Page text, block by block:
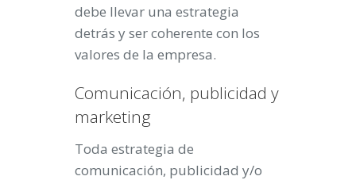
debe llevar una estrategia
detrás y ser coherente con los
valores de la empresa.
Comunicación, publicidad y
marketing
Toda estrategia de
comunicación, publicidad y/o